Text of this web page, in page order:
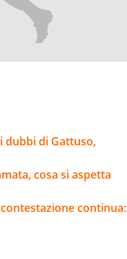
dubbi di Gattuso,
cosa si aspetta
continua: